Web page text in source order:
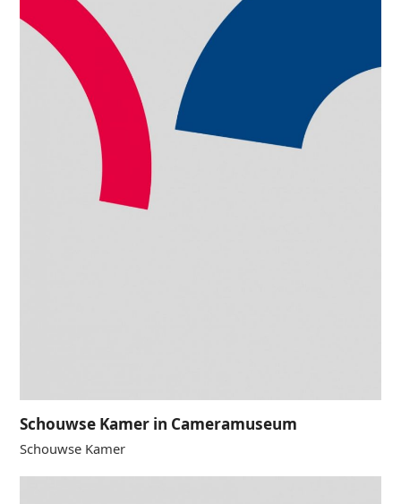
Schouwse Kamer in Cameramuseum
Schouwse Kamer